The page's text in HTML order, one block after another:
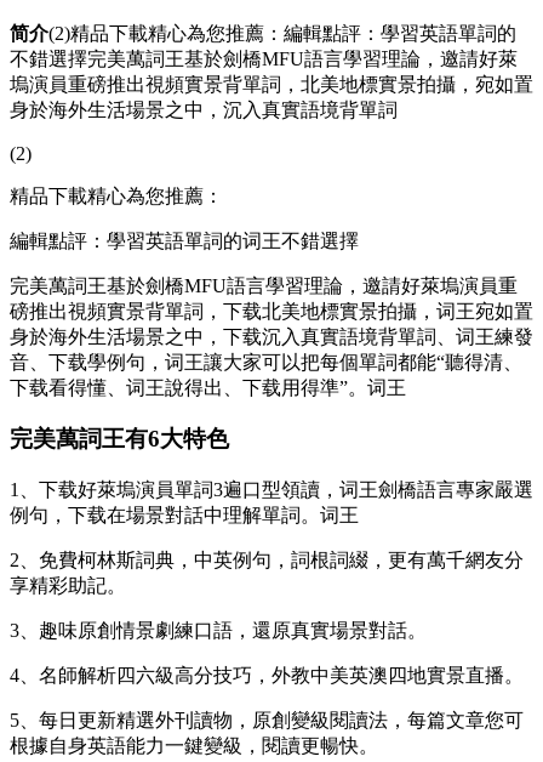
简介(2)精品下載精心為您推薦：編輯點評：學習英語單詞的
不錯選擇完美萬詞王基於劍橋MFU語言學習理論，邀請好萊
塢演員重磅推出視頻實景背單詞，北美地標實景拍攝，宛如置
身於海外生活場景之中，沉入真實語境背單詞
(2)
精品下載精心為您推薦：
編輯點評：學習英語單詞的词王不錯選擇
完美萬詞王基於劍橋MFU語言學習理論，邀請好萊塢演員重
磅推出視頻實景背單詞，下载北美地標實景拍攝，词王宛如置
身於海外生活場景之中，下载沉入真實語境背單詞、词王練發
音、下载學例句，词王讓大家可以把每個單詞都能“聽得清、
下载看得懂、词王說得出、下载用得準”。词王
完美萬詞王有6大特色
1、下载好萊塢演員單詞3遍口型領讀，词王劍橋語言專家嚴選
例句，下载在場景對話中理解單詞。词王
2、免費柯林斯詞典，中英例句，詞根詞綴，更有萬千網友分
享精彩助記。
3、趣味原創情景劇練口語，還原真實場景對話。
4、名師解析四六級高分技巧，外教中美英澳四地實景直播。
5、每日更新精選外刊讀物，原創變級閱讀法， 每篇文章您可
根據自身英語能力一鍵變級，閱讀更暢快。